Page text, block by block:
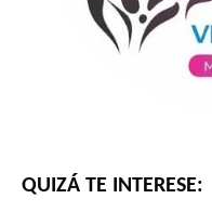
QUIZÁ TE INTERESE: